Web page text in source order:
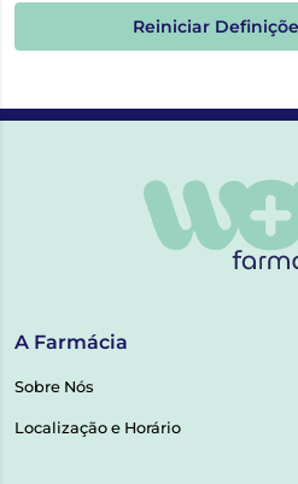
Reiniciar
A Farmácia
Sobre Nós
Localização e Horário